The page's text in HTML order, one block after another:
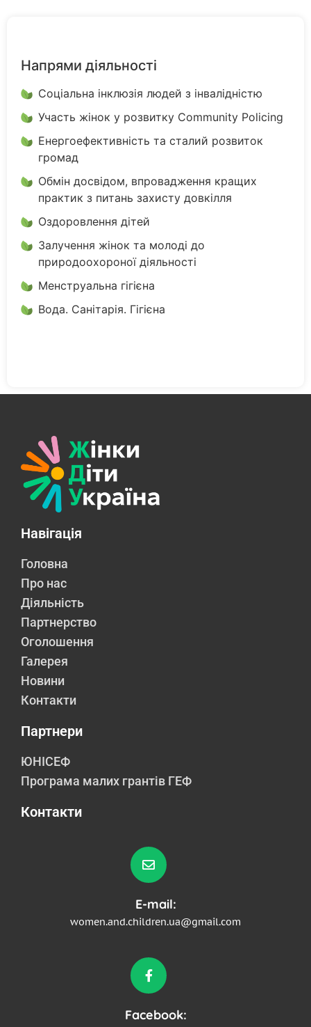
Напрями діяльності
Соціальна інклюзія людей з інвалідністю
Участь жінок у розвитку Community Policing
Енергоефективність та сталий розвиток
громад
Обмін досвідом, впровадження кращих
практик з питань захисту довкілля
Оздоровлення дітей
Залучення жінок та молоді до
природоохороної діяльності
Менструальна гігієна
Вода. Санітарія. Гігієна
Навігація
Головна
Про нас
Діяльність
Партнерство
Оголошення
Галерея
Новини
Контакти
Партнери
ЮНІСЕФ
Програма малих грантів ГЕФ
Контакти
E-mail:
women.and.children.ua@gmail.com
Facebook: